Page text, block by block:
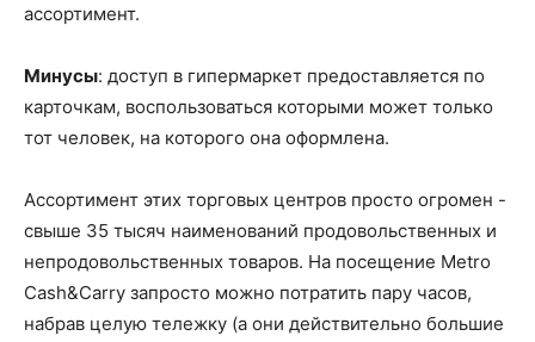
ассортимент.
Минусы: доступ в гипермаркет предоставляется по
карточкам, воспользоваться которыми может только
тот человек, на которого она оформлена.
Ассортимент этих торговых центров просто огромен -
свыше 35 тысяч наименований продовольственных и
непродовольственных товаров. На посещение Metro
Cash&Carry запросто можно потратить пару часов,
набрав целую тележку (а они действительно большие